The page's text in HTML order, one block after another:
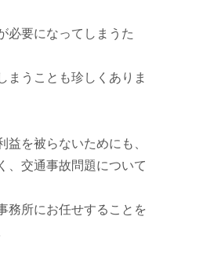
必要になってしまうた
まうことも珍しくありま
益を被らないためにも、
、交通事故問題について
務所にお任せすることを